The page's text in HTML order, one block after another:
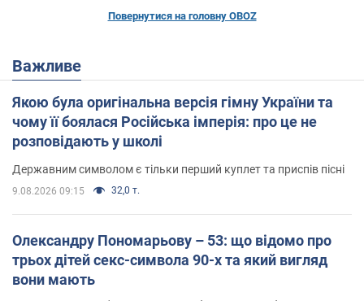
Повернутися на головну OBOZ
Важливе
Якою була оригінальна версія гімну України та
чому її боялася Російська імперія: про це не
розповідають у школі
Державним символом є тільки перший куплет та приспів пісні
9.08.2026 09:15 32,0 т.
Олександру Пономарьову – 53: що відомо про
трьох дітей секс-символа 90-х та який вигляд
вони мають